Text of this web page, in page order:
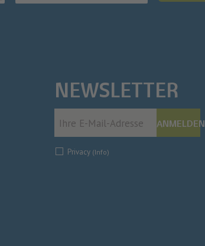
NEWSLETTER
Privacy (Info)
ANMELDEN